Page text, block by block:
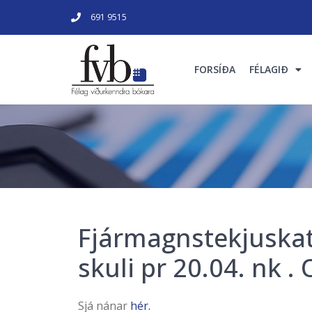
691 9515
FORSÍÐA FÉLAGIÐ
skuli pr 20.04. nk .
Sjá nánar hér.